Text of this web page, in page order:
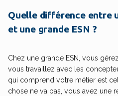
Quelle différence entre
et une grande ESN ?
Chez une grande ESN, vous
vous travaillez avec les
qui comprend votre métier est
chose ne va pas, vous avez une